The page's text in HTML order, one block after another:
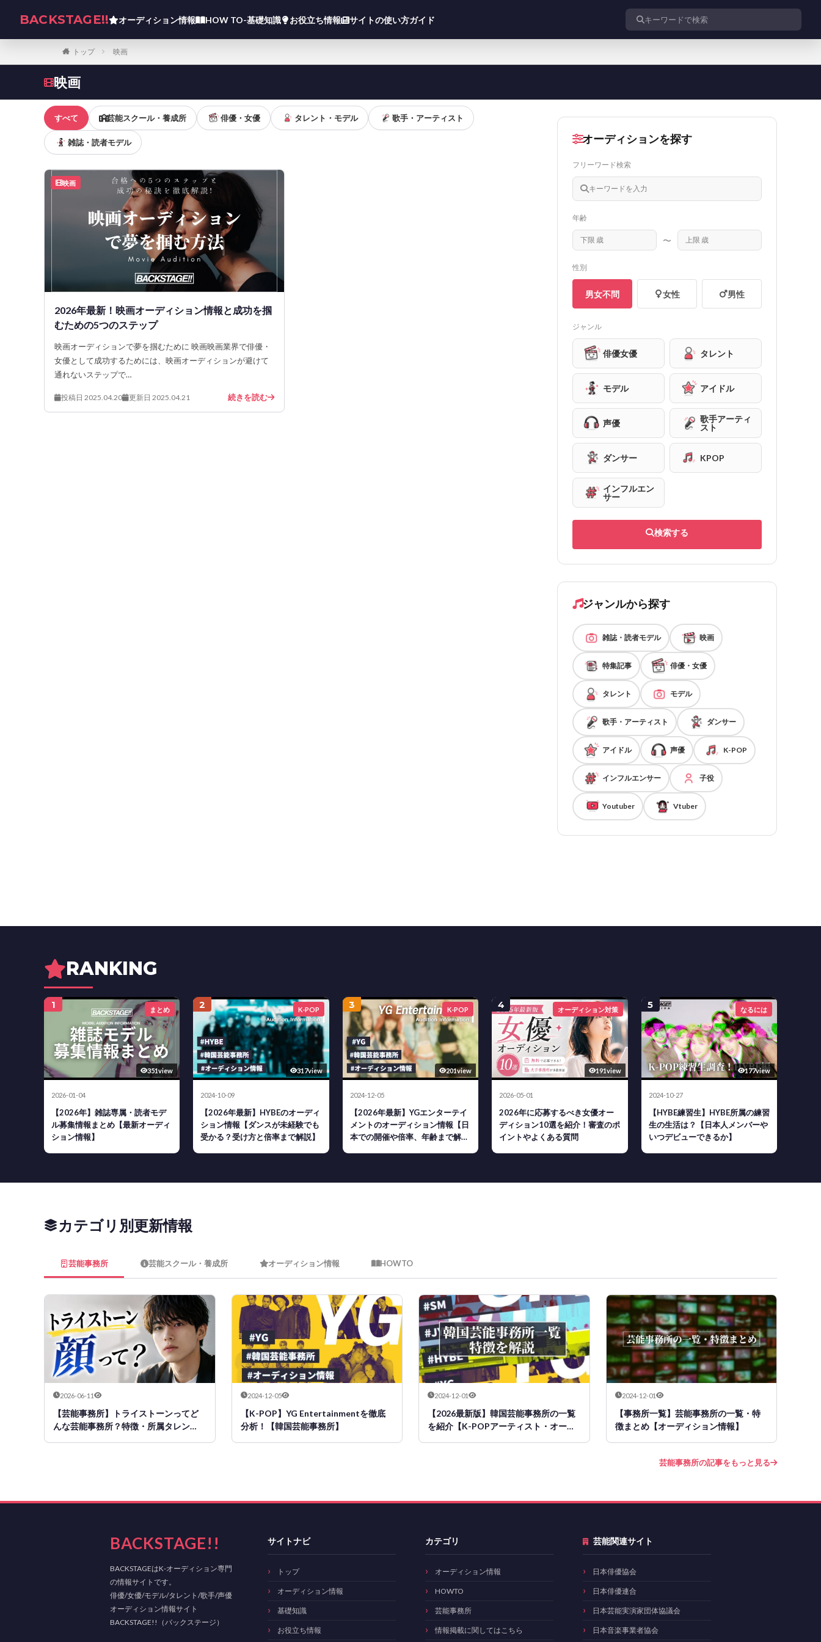
BACKSTAGE!! オーディション情報 HOW TO-基礎知識 お役立ち情報 サイトの使い方ガイド 投稿を検索
トップ 映画
映画
すべて 芸能スクール・養成所 俳優・女優 タレント・モデル 歌手・アーティスト
雑誌・読者モデル
映画
2026年最新！映画オーディション情報と成功を掴
むための5つのステップ
映画オーディションで夢を掴むために 映画映画業界で俳優・
女優として成功するためには、映画オーディションが避けて
通れないステップで…
投稿日 2025.04.20 更新日 2025.04.21 続きを読む
オーディションを探す
フリーワード検索
年齢
〜
性別
男女不問 女性 男性
ジャンル
俳優女優 タレント
モデル アイドル
声優
歌手アーティ
スト
ダンサー KPOP
インフルエン
サー
検索する
ジャンルから探す
雑誌・読者モデル 映画
特集記事 俳優・女優
タレント モデル
歌手・アーティスト ダンサー
アイドル 声優 K-POP
インフルエンサー 子役
Youtuber Vtuber
RANKING
1 まとめ
351view
2026-01-04
【2026年】雑誌専属・読者モデ
ル募集情報まとめ【最新オーディ
ション情報】
2 K-POP
317view
2024-10-09
【2026年最新】HYBEのオーディ
ション情報【ダンスが未経験でも
受かる？受け方と倍率まで解説】
3 K-POP
201view
2024-12-05
【2026年最新】YGエンターテイ
メントのオーディション情報【日
本での開催や倍率、年齢まで解
4 オーディション対策
191view
2026-05-01
2026年に応募するべき女優オー
ディション10選を紹介！審査のポ
イントやよくある質問
5 なるには
177view
2024-10-27
【HYBE練習生】HYBE所属の練習
生の生活は？【日本人メンバーや
いつデビューできるか】
カテゴリ別更新情報
芸能事務所 芸能スクール・養成所 オーディション情報 HOWTO
2026-06-11
【芸能事務所】トライストーンってど
んな芸能事務所？特徴・所属タレン
2024-12-05
【K-POP】YG Entertainmentを徹底
分析！【韓国芸能事務所】
2024-12-01
【2026最新版】韓国芸能事務所の一覧
を紹介【K-POPアーティスト・オーデ
2024-12-01
【事務所一覧】芸能事務所の一覧・特
徴まとめ【オーディション情報】
芸能事務所の記事をもっと見る
BACKSTAGE!!
BACKSTAGEはK-オーディション専門
の情報サイトです。
俳優/女優/モデル/タレント/歌手/声優
オーディション情報サイト
BACKSTAGE!!（バックステージ）
サイトナビ
トップ
オーディション情報
基礎知識
お役立ち情報
カテゴリ
オーディション情報
HOWTO
芸能事務所
情報掲載に関してはこちら
芸能関連サイト
日本俳優協会
日本俳優連合
日本芸能実演家団体協議会
日本音楽事業者協会